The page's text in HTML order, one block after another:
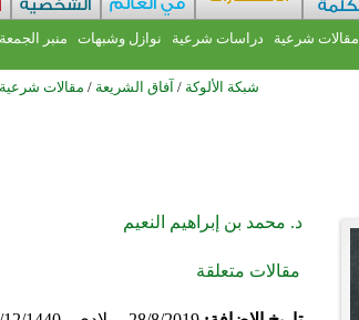
مقالات شرعية دراسات شرعية نوازل وشبهات منبر الجمعة
شبكة الألوكة / آفاق الشريعة / مقالات شرعية
د. محمد بن إبراهيم النعيم
مقالات متعلقة